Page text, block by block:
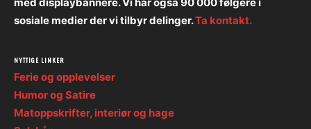
sosiale medier der vi tilbyr delinger.Ta kontakt.
NYTTIGE LINKER
Ferie og opplevelser
Humor og Satire
Matoppskrifter, interiør og hage